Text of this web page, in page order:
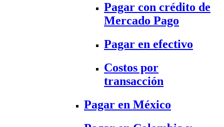
Pagar con crédito de
Mercado Pago
Pagar en efectivo
Costos por
transacción
Pagar en México